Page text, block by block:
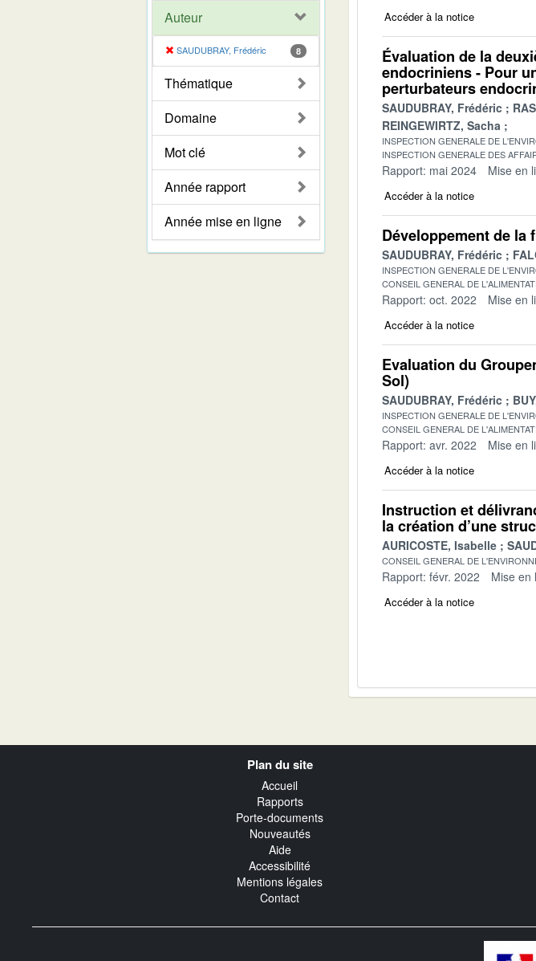
Auteur
SAUDUBRAY, Frédéric 8
Thématique
Domaine
Mot clé
Année rapport
Année mise en ligne
Accéder à la notice
Évaluation de la
endocriniens - Pour
perturbateurs
SAUDUBRAY, Frédéric
REINGEWIRTZ, Sacha
INSPECTION GENERALE DE
INSPECTION GENERALE DES
Rapport: mai 2024 Mise en
Accéder à la notice
Développement de la
SAUDUBRAY, Frédéric
INSPECTION GENERALE DE
CONSEIL GENERAL DE
Rapport: oct. 2022 Mise en
Accéder à la notice
Evaluation du
Sol)
SAUDUBRAY, Frédéric
INSPECTION GENERALE DE
CONSEIL GENERAL DE
Rapport: avr. 2022 Mise en
Accéder à la notice
Instruction et
la création d’une
AURICOSTE, Isabelle
CONSEIL GENERAL DE
Rapport: févr. 2022 Mise en
Accéder à la notice
Plan du site
Accueil
Rapports
Porte-documents
Nouveautés
Aide
Accessibilité
Mentions légales
Contact